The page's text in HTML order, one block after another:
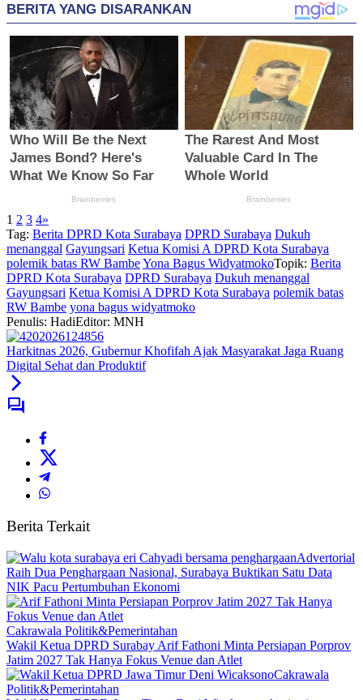
1 2 3 4»
Tag: Berita DPRD Kota Surabaya DPRD Surabaya Dukuh
menanggal Gayungsari Ketua Komisi A DPRD Kota Surabaya
polemik batas RW BambeYona Bagus WidyatmokoTopik: Berita
DPRD Kota Surabaya DPRD Surabaya Dukuh menanggal
Gayungsari Ketua Komisi A DPRD Kota Surabaya polemik batas
RW Bambe yona bagus widyatmoko
Penulis: HadiEditor: MNH
Harkitnas 2026, Gubernur Khofifah Ajak Masyarakat Jaga Ruang
Digital Sehat dan Produktif
Berita Terkait
Advertorial
Raih Dua Penghargaan Nasional, Surabaya Buktikan Satu Data
NIK Pacu Pertumbuhan Ekonomi
Cakrawala Politik&Pemerintahan
Wakil Ketua DPRD Surabay Arif Fathoni Minta Persiapan Porprov
Jatim 2027 Tak Hanya Fokus Venue dan Atlet
Cakrawala
Politik&Pemerintahan